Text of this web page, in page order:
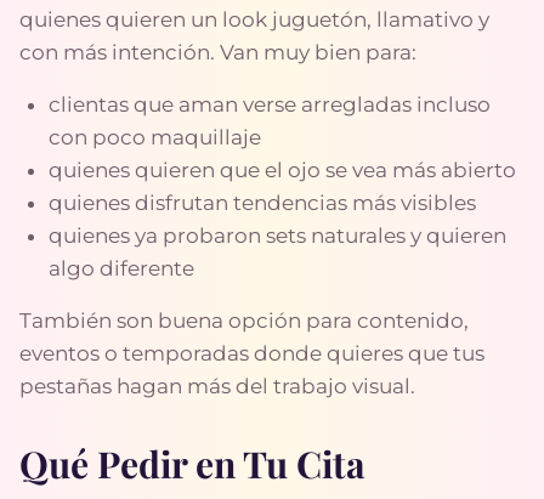
quienes quieren un look juguetón, llamativo y
con más intención. Van muy bien para:
clientas que aman verse arregladas incluso
con poco maquillaje
quienes quieren que el ojo se vea más abierto
quienes disfrutan tendencias más visibles
quienes ya probaron sets naturales y quieren
algo diferente
También son buena opción para contenido,
eventos o temporadas donde quieres que tus
pestañas hagan más del trabajo visual.
Qué Pedir en Tu Cita